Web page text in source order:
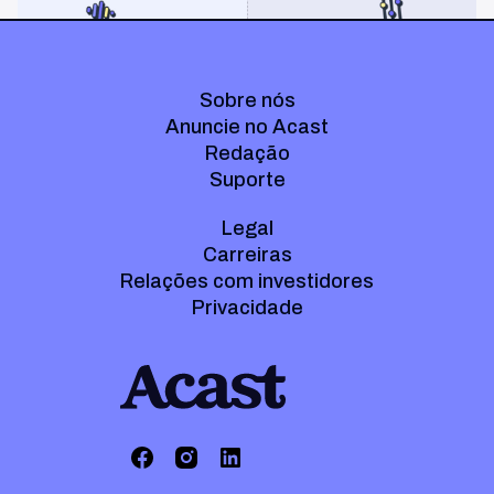
Sobre nós
Anuncie no Acast
Redação
Suporte
Legal
Carreiras
Relações com investidores
Privacidade